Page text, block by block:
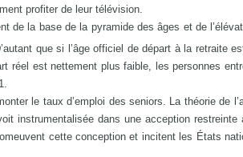
profiter de leur télévision.
de la base de la pyramide des âges et de
que si l’âge officiel de départ à la retraite
réel est nettement plus faible, les personnes
le taux d’emploi des seniors. La théorie de
instrumentalisée dans une acception restreinte
cette conception et incitent les États